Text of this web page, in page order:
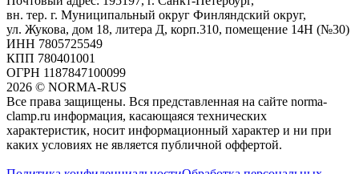
вн. тер. г. Муниципальный округ Финляндский округ,
ул. Жукова, дом 18, литера Д, корп.310, помещение 14Н (№30)
ИНН 7805725549
КПП 780401001
ОГРН 1187847100099
2026 © NORMA-RUS
Все права защищены. Вся представленная на сайте norma-
clamp.ru информация, касающаяся технических
характеристик, носит информационный характер и ни при
каких условиях не является публичной оффертой.‍